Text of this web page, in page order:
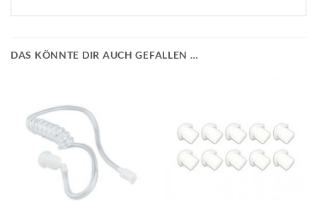
DAS KÖNNTE DIR AUCH GEFALLEN …